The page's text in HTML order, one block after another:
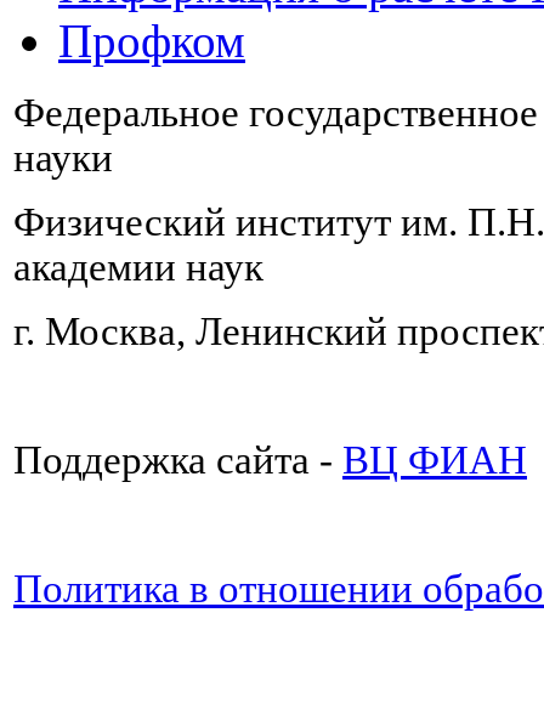
Профком
Федеральное
науки
Физический институт им.
академии наук
г. Москва, Ленинский
Поддержка сайта - ВЦ ФИАН
Политика в отношении